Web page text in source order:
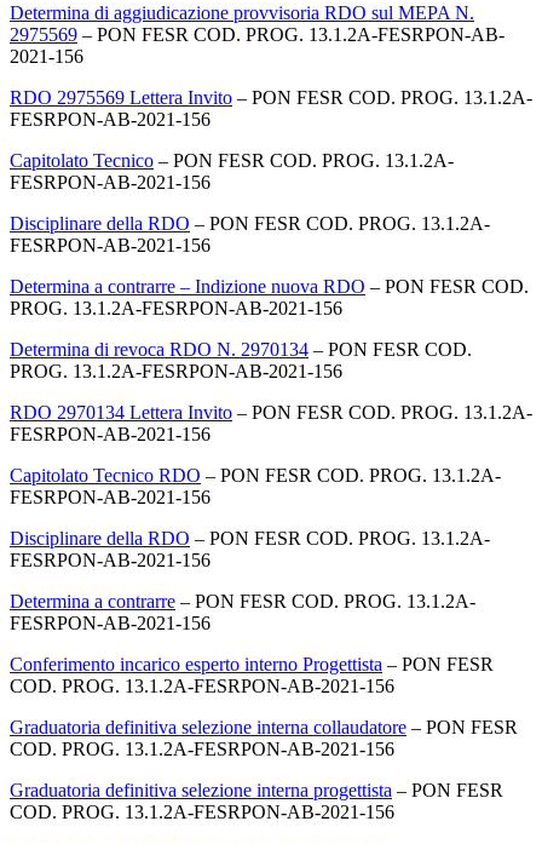
Determina di aggiudicazione provvisoria RDO sul MEPA N.
2975569 – PON FESR COD. PROG. 13.1.2A-FESRPON-AB-
2021-156
RDO 2975569 Lettera Invito – PON FESR COD. PROG. 13.1.2A-
FESRPON-AB-2021-156
Capitolato Tecnico – PON FESR COD. PROG. 13.1.2A-
FESRPON-AB-2021-156
Disciplinare della RDO – PON FESR COD. PROG. 13.1.2A-
FESRPON-AB-2021-156
Determina a contrarre – Indizione nuova RDO – PON FESR COD.
PROG. 13.1.2A-FESRPON-AB-2021-156
Determina di revoca RDO N. 2970134 – PON FESR COD.
PROG. 13.1.2A-FESRPON-AB-2021-156
RDO 2970134 Lettera Invito – PON FESR COD. PROG. 13.1.2A-
FESRPON-AB-2021-156
Capitolato Tecnico RDO – PON FESR COD. PROG. 13.1.2A-
FESRPON-AB-2021-156
Disciplinare della RDO – PON FESR COD. PROG. 13.1.2A-
FESRPON-AB-2021-156
Determina a contrarre – PON FESR COD. PROG. 13.1.2A-
FESRPON-AB-2021-156
Conferimento incarico esperto interno Progettista – PON FESR
COD. PROG. 13.1.2A-FESRPON-AB-2021-156
Graduatoria definitiva selezione interna collaudatore – PON FESR
COD. PROG. 13.1.2A-FESRPON-AB-2021-156
Graduatoria definitiva selezione interna progettista – PON FESR
COD. PROG. 13.1.2A-FESRPON-AB-2021-156